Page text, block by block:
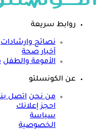
روابط سريعة
نصائح وارشادات
أخبار صحة
الأمومة والطفل
عن الكونسلتو
من نحن اتصل
احجز إعلانك
سياسة
الخصوصية